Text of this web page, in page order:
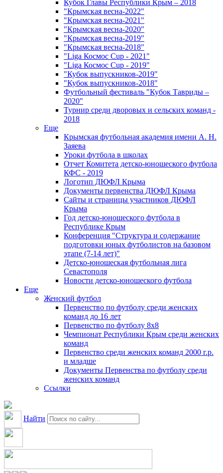
Кубок Главы Республики Крым – 2018
"Крымская весна-2022"
"Крымская весна-2021"
"Крымская весна-2020"
"Крымская весна-2019"
"Крымская весна-2018"
"Liga Космос Cup - 2021"
"Liga Космос Cup - 2019"
"Кубок выпускников-2019"
"Кубок выпускников-2018"
Футбольный фестиваль "Кубок Тавриды –
2020"
Турнир среди дворовых и сельских команд -
2018
Еще
Крымская футбольная академия имени А. Н.
Заяева
Уроки футбола в школах
Отчет Комитета детско-юношеского футбола
КФС - 2019
Логотип ДЮФЛ Крыма
Документы первенства ДЮФЛ Крыма
Сайты и страницы участников ДЮФЛ
Крыма
Год детско-юношеского футбола в
Республике Крым
Конференция "Структура и содержание
подготовки юных футболистов на базовом
этапе (7-14 лет)"
Детско-юношеская футбольная лига
Севастополя
Новости детско-юношеского футбола
Еще
Женский футбол
Первенство по футболу среди женских
команд до 16 лет
Первенство по футболу 8х8
Чемпионат Республики Крым среди женских
команд
Первенство среди женских команд 2000 г.р.
и младше
Документы Первенства по футболу среди
женских команд
Ссылки
Найти